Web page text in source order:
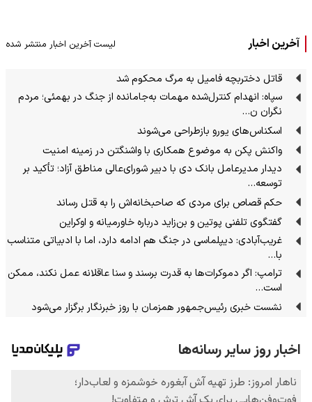
آخرین اخبار لیست آخرین اخبار منتشر شده
قاتل دختربچه فامیل به مرگ محکوم شد
سپاه: انهدام کنترل‌شده مهمات به‌جامانده از جنگ در بهمئی؛ مردم
نگران ن…
اسکناس‌های یورو بازطراحی می‌شوند
واکنش پکن به موضوع همکاری با واشنگتن در زمینه امنیت
دیدار مدیرعامل بانک دی با دبیر شورای‌عالی مناطق آزاد؛ تأکید بر
توسعه…
حکم قصاص برای مردی که صاحبخانه‌اش را به قتل رساند
گفتگوی تلفنی پوتین و بن‌زاید درباره خاورمیانه و اوکراین
غریب‌آبادی: دیپلماسی در جنگ هم ادامه دارد، اما با ادبیاتی متناسب
با…
ترامپ: اگر دموکرات‌ها به قدرت برسند و سنا عاقلانه عمل نکند، ممکن
است…
نشست خبری رئیس‌جمهور همزمان با روز خبرنگار برگزار می‌شود